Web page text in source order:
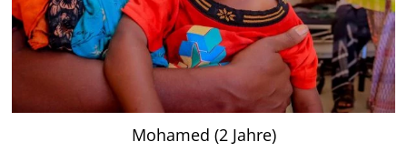
Mohamed (2 Jahre)